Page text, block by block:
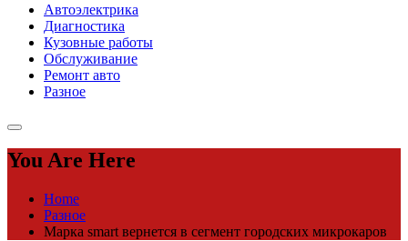
Автоэлектрика
Диагностика
Кузовные работы
Обслуживание
Ремонт авто
Разное
You Are Here
Home
Разное
Марка smart вернется в сегмент городских микрокаров